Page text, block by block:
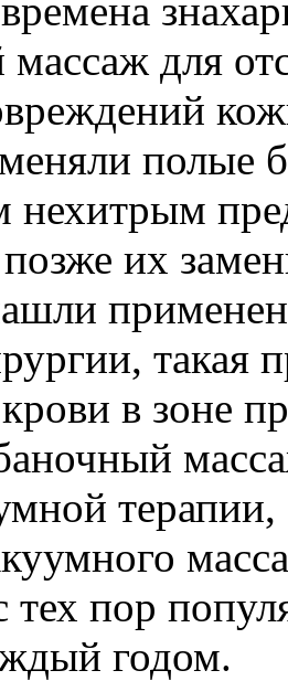
для
полые
нехитрым
их
такая
в зоне
пор
годом.